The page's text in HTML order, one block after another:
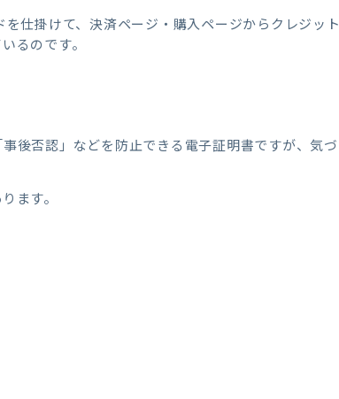
仕掛けて、決済ページ・購入ページからクレジット
るのです。
後否認」などを防止できる電子証明書ですが、気づ
ます。